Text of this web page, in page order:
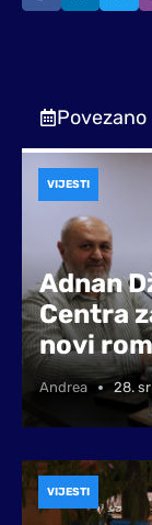
Povezano
Adnan
Centra
novi
Andrea 28.
VIJESTI
VIJESTI